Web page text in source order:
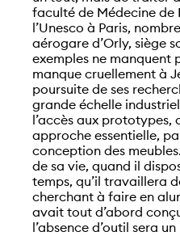
faculté de Médecine de
l’Unesco à Paris,
aérogare d’Orly, siège
exemples ne manquent
manque cruellement à
poursuite de ses
grande échelle
l’accès aux prototypes,
approche essentielle,
conception des
de sa vie, quand il
temps, qu’il travaillera
cherchant à faire en
avait tout d’abord
l’absence d’outil sera